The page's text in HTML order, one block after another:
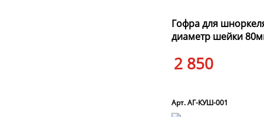
Гофра для
диаметр шейки
2 850
Арт. АГ-КУШ-001